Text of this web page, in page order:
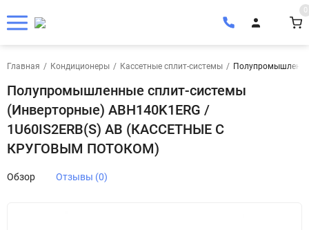
0
Главная / Кондиционеры / Кассетные сплит-системы /
Полупромышленные сплит-системы
(Инверторные) ABH140K1ERG /
1U60IS2ERB(S) АB (КАССЕТНЫЕ С
КРУГОВЫМ ПОТОКОМ)
Обзор Отзывы (0)